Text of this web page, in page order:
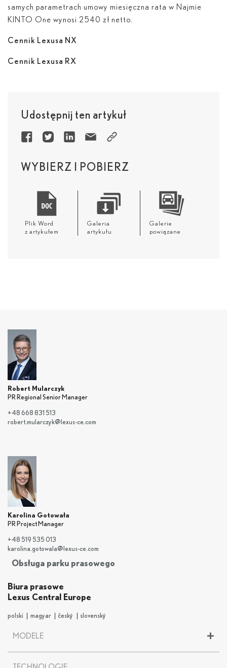
samych parametrach umowy miesięczna rata w Najmie
KINTO One wynosi 2540 zł netto.
Cennik Lexusa NX
Cennik Lexusa RX
WYBIERZ I POBIERZ
Plik Word
z artykułem
Galeria
artykułu
Galerie
powiązane
Udostępnij ten artykuł
Robert Mularczyk
PR Regional Senior Manager
+48 668 831 513
robert.mularczyk@lexus-ce.com
Karolina Gotowała
PR Project Manager
+48 519 535 013
karolina.gotowala@lexus-ce.com
Obsługa parku prasowego
Biura prasowe
Lexus Central Europe
polski magyar český slovenský
+
MODELE